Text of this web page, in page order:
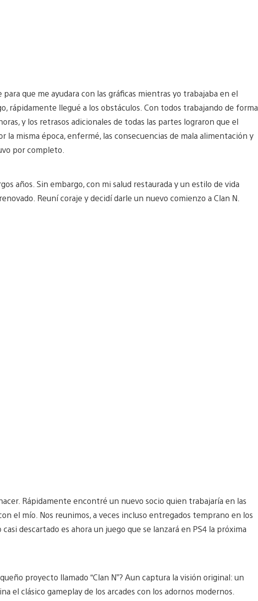
que me ayudara con las gráficas mientras yo trabajaba en el
rápidamente llegué a los obstáculos. Con todos trabajando de forma
y los retrasos adicionales de todas las partes lograron que el
misma época, enfermé, las consecuencias de mala alimentación y
por completo.
años. Sin embargo, con mi salud restaurada y un estilo de vida
Reuní coraje y decidí darle un nuevo comienzo a Clan N.
Rápidamente encontré un nuevo socio quien trabajaría en las
el mío. Nos reunimos, a veces incluso entregados temprano en los
descartado es ahora un juego que se lanzará en PS4 la próxima
proyecto llamado “Clan N”? Aun captura la visión original: un
el clásico gameplay de los arcades con los adornos modernos.